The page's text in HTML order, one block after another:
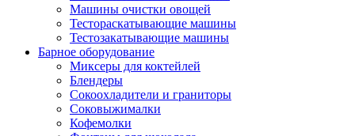
Машины очистки овощей
Тестораскатывающие машины
Тестозакатывающие машины
Барное оборудование
Миксеры для коктейлей
Блендеры
Сокоохладители и граниторы
Соковыжималки
Кофемолки